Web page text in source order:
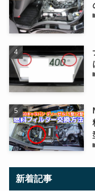
新着記事